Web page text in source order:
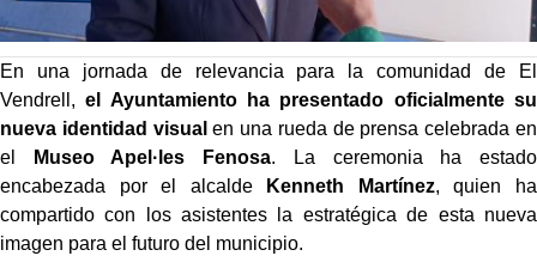
En una jornada de relevancia para la comunidad de El
Vendrell,el Ayuntamiento ha presentado oficialmente su
nueva identidad visual en una rueda de prensa celebrada en
el
Museo Apel·les Fenosa. La ceremonia ha estado
encabezada por el alcalde
Kenneth Martínez, quien ha
compartido con los asistentes la estratégica de esta nueva
imagen para el futuro del municipio.